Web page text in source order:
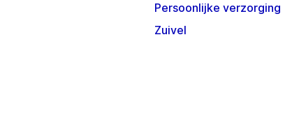
Persoonlijke verzorging
Zuivel